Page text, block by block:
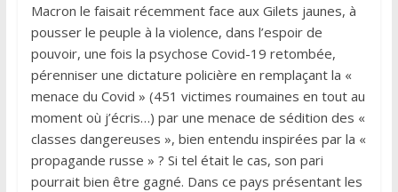
Macron le faisait récemment face aux Gilets jaunes, à
pousser le peuple à la violence, dans l’espoir de
pouvoir, une fois la psychose Covid-19 retombée,
pérenniser une dictature policière en remplaçant la «
menace du Covid » (451 victimes roumaines en tout au
moment où j’écris…) par une menace de sédition des «
classes dangereuses », bien entendu inspirées par la «
propagande russe » ? Si tel était le cas, son pari
pourrait bien être gagné. Dans ce pays présentant les